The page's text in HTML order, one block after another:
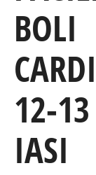
BOLI
12-
IASI